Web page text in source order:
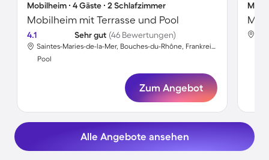
Mobilheim ∙ 4 Gäste ∙ 2 Schlafzimmer
Mobilheim mit Terrasse und Pool
4.1 Sehr gut (46 Bewertungen)
Saintes-Maries-de-la-Mer, Bouches-du-Rhône, Frankreich
Pool
Zum Angebot
Alle Angebote ansehen